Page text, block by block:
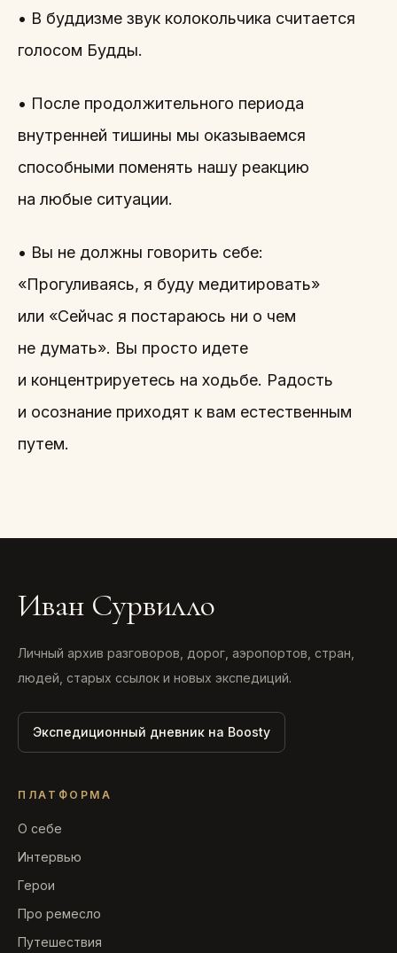
• В буддизме звук колокольчика считается
голосом Будды.
• После продолжительного периода
внутренней тишины мы оказываемся
способными поменять нашу реакцию
на любые ситуации.
• Вы не должны говорить себе:
«Прогуливаясь, я буду медитировать»
или «Сейчас я постараюсь ни о чем
не думать». Вы просто идете
и концентрируетесь на ходьбе. Радость
и осознание приходят к вам естественным
путем.
Иван Сурвилло
Личный архив разговоров, дорог, аэропортов, стран,
людей, старых ссылок и новых экспедиций.
Экспедиционный дневник на Boosty
ПЛАТФОРМА
О себе
Интервью
Герои
Про ремесло
Путешествия